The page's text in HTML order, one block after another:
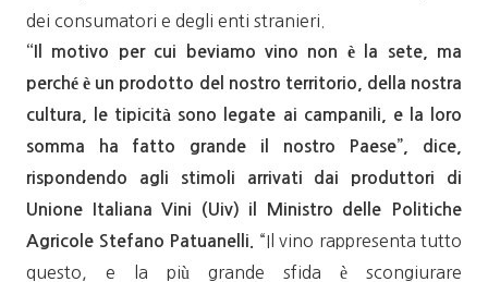
dei consumatori e degli enti stranieri.
“Il motivo per cui beviamo vino non è la sete, ma
perché è un prodotto del nostro territorio, della nostra
cultura, le tipicità sono legate ai campanili, e la loro
somma ha fatto grande il nostro Paese”, dice,
rispondendo agli stimoli arrivati dai produttori di
Unione Italiana Vini (Uiv) il Ministro delle Politiche
Agricole Stefano Patuanelli.
“Il vino rappresenta tutto
questo, e la più grande sfida è scongiurare